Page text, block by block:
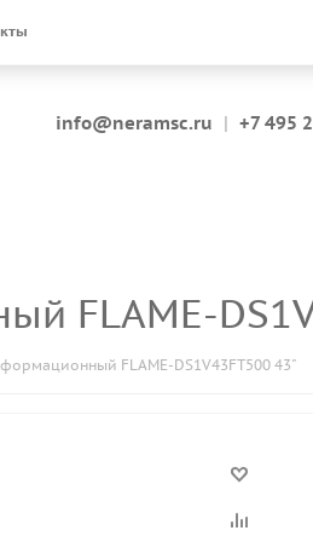
info@neramsc.ru | +7 495
FLAME-
FLAME-DS1V43FT500 43"